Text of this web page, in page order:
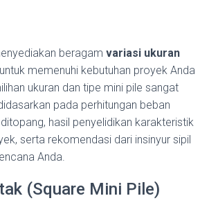
beragam variasi ukuran
untuk memenuhi kebutuhan proyek Anda
ukuran dan tipe mini pile sangat
pada perhitungan beban
hasil penyelidikan karakteristik
serta rekomendasi dari insinyur sipil
Anda.
(Square Mini Pile)